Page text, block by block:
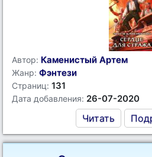
Автор: Каменистый Артем
Жанр: Фэнтези
Страниц: 131
Дата добавления: 26-07-2020
Читать